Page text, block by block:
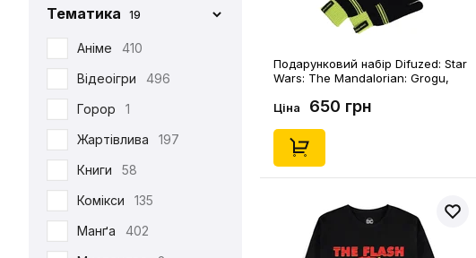
Хаорі
95
Худі
38
Шапка
12
Шарф
6
Шкарпетки
510
Chop-Chop
Тематика 19
Аніме
410
Відеоігри
496
Горор
1
Жартівлива
197
Книги
58
Комікси
135
Манґа
402
Подарунковий набір Difuzed: Star
Wars: The Mandalorian: Grogu,
Ціна 650 грн